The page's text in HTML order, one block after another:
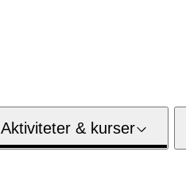
Aktiviteter & kurser